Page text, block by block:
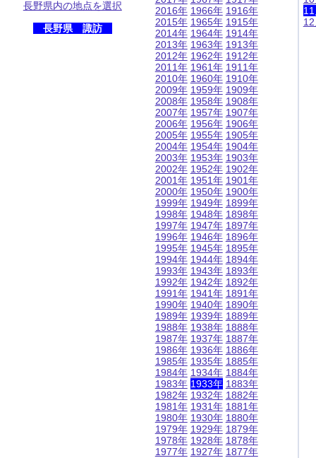
長野県内の地点を選択
長野県 諏訪
2016年
2015年
2014年
2013年
2012年
2011年
2010年
2009年
2008年
2007年
2006年
2005年
2004年
2003年
2002年
2001年
2000年
1999年
1998年
1997年
1996年
1995年
1994年
1993年
1992年
1991年
1990年
1989年
1988年
1987年
1986年
1985年
1984年
1983年
1982年
1981年
1980年
1979年
1978年
1977年
1966年
1965年
1964年
1963年
1962年
1961年
1960年
1959年
1958年
1957年
1956年
1955年
1954年
1953年
1952年
1951年
1950年
1949年
1948年
1947年
1946年
1945年
1944年
1943年
1942年
1941年
1940年
1939年
1938年
1937年
1936年
1935年
1934年
1933年
1932年
1931年
1930年
1929年
1928年
1927年
1916年
1915年
1914年
1913年
1912年
1911年
1910年
1909年
1908年
1907年
1906年
1905年
1904年
1903年
1902年
1901年
1900年
1899年
1898年
1897年
1896年
1895年
1894年
1893年
1892年
1891年
1890年
1889年
1888年
1887年
1886年
1885年
1884年
1883年
1882年
1881年
1880年
1879年
1878年
1877年